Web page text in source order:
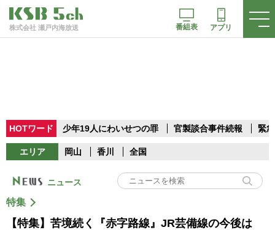
株式会社 瀬戸内海放送 番組表 アプリ
HOTワード 少年19人にわいせつの罪 官製談合事件続報 緊
エリア 岡山 香川 全国
ニュース
特集
【特集】苦境続く『赤字路線』JR芸備線の今後は